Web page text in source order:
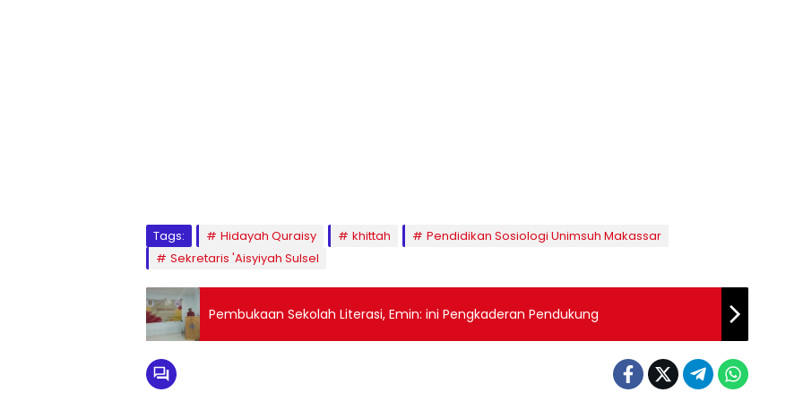
Tags: Hidayah Quraisy khittah
Pendidikan Sosiologi Unimsuh Makassar
Sekretaris 'Aisyiyah Sulsel
Pembukaan Sekolah Literasi, Emin: ini Pengkaderan Pendukung